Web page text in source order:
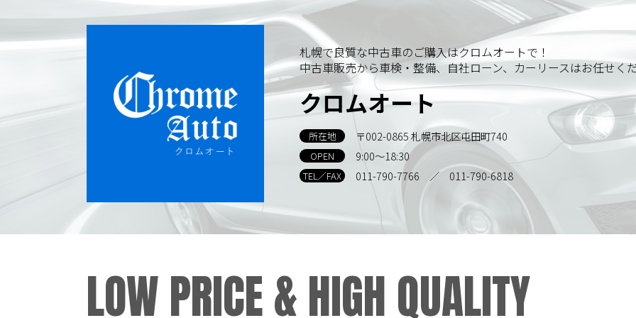
札幌で良質な中古車のご購入はクロムオートで！
中古車販売から車検・整備、自社ローン、カーリースはお任せく
クロムオート
所在地 〒002-0865 札幌市北区屯田町740
OPEN 9:00～18:30
TEL／FAX 011-790-7766 ／ 011-790-6818
LOW PRICE &HIGH QUALITY